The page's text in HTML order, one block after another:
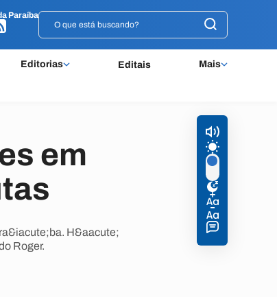
Paraíba
Editorias Editais Mais
Paraíba
em
H&aacute;
Roger.